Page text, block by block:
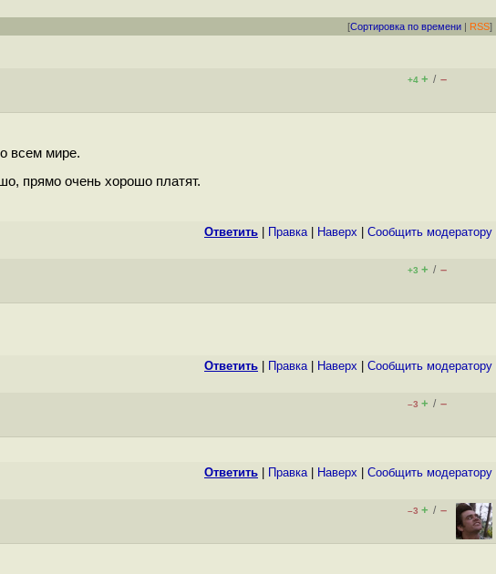
[Сортировка по времени | RSS]
+4 + / –
всем мире.
прямо очень хорошо платят.
Ответить Правка| Наверх Cообщить модератору
+3 + / –
Ответить Правка| Наверх Cообщить модератору
–3 + / –
Ответить Правка| Наверх Cообщить модератору
–3 + / –